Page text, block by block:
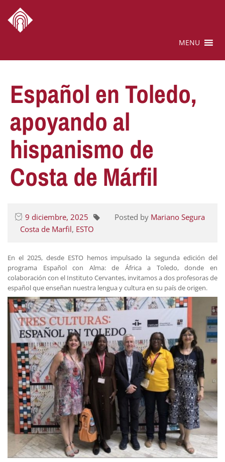
MENU
Español en Toledo,
apoyando al
hispanismo de
Costa de Márfil
9 diciembre, 2025 Posted by Mariano Segura
Costa de Marfil, ESTO
En el 2025, desde ESTO hemos impulsado la segunda edición del
programa Español con Alma: de África a Toledo, donde en
colaboración con el Instituto Cervantes, invitamos a dos profesoras de
español que enseñan nuestra lengua y cultura en su país de origen.